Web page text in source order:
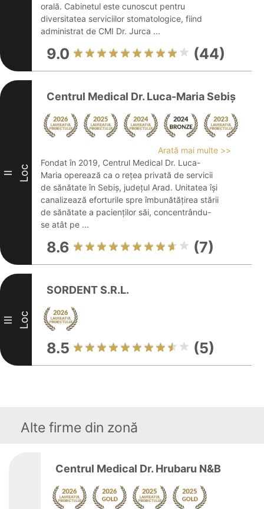
orală. Cabinetul este cunoscut pentru
diversitatea serviciilor stomatologice, fiind
administrat de CMI Dr. Jurca ...
9.0 (44)
II Loc
Centrul Medical Dr. Luca-Maria Sebiș
Arată mai multe >>
Fondat în 2019, Centrul Medical Dr. Luca-
Maria operează ca o rețea privată de servicii
de sănătate în Sebiș, județul Arad. Unitatea își
canalizează eforturile spre îmbunătățirea stării
de sănătate a pacienților săi, concentrându-
se atât pe ...
8.6 (7)
III Loc
SORDENT S.R.L.
8.5 (5)
Alte firme din zonă
Centrul Medical Dr. Hrubaru N&B